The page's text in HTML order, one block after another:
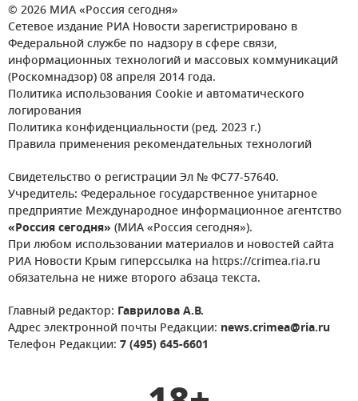
© 2026 МИА «Россия сегодня»
Сетевое издание РИА Новости зарегистрировано в
Федеральной службе по надзору в сфере связи,
информационных технологий и массовых коммуникаций
(Роскомнадзор) 08 апреля 2014 года.
Политика использования Cookie и автоматического
логирования
Политика конфиденциальности (ред. 2023 г.)
Правила применения рекомендательных технологий
Свидетельство о регистрации Эл № ФС77-57640.
Учредитель: Федеральное государственное унитарное
предприятие Международное информационное агентство
«Россия сегодня» (МИА «Россия сегодня»).
При любом использовании материалов и новостей сайта
РИА Новости Крым гиперссылка на https://crimea.ria.ru
обязательна не ниже второго абзаца текста.
Главный редактор: Гаврилова А.В.
Адрес электронной почты Редакции: news.crimea@ria.ru
Телефон Редакции: 7 (495) 645-6601